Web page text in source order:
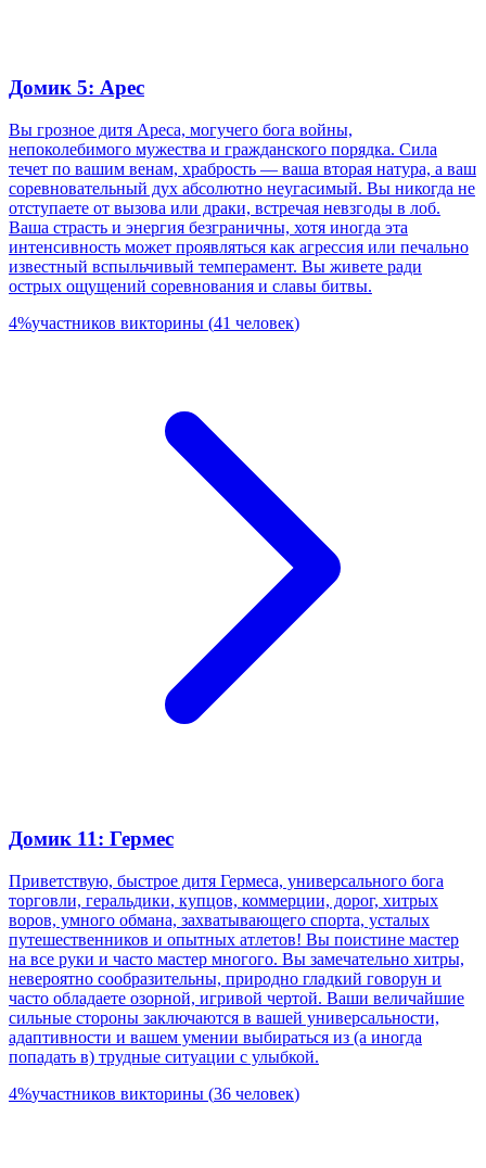
Домик 5: Арес
Вы грозное дитя Ареса, могучего бога войны,
непоколебимого мужества и гражданского порядка. Сила
течет по вашим венам, храбрость — ваша вторая натура, а ваш
соревновательный дух абсолютно неугасимый. Вы никогда не
отступаете от вызова или драки, встречая невзгоды в лоб.
Ваша страсть и энергия безграничны, хотя иногда эта
интенсивность может проявляться как агрессия или печально
известный вспыльчивый темперамент. Вы живете ради
острых ощущений соревнования и славы битвы.
4%участников викторины (41 человек)
Домик 11: Гермес
Приветствую, быстрое дитя Гермеса, универсального бога
торговли, геральдики, купцов, коммерции, дорог, хитрых
воров, умного обмана, захватывающего спорта, усталых
путешественников и опытных атлетов! Вы поистине мастер
на все руки и часто мастер многого. Вы замечательно хитры,
невероятно сообразительны, природно гладкий говорун и
часто обладаете озорной, игривой чертой. Ваши величайшие
сильные стороны заключаются в вашей универсальности,
адаптивности и вашем умении выбираться из (а иногда
попадать в) трудные ситуации с улыбкой.
4%участников викторины (36 человек)